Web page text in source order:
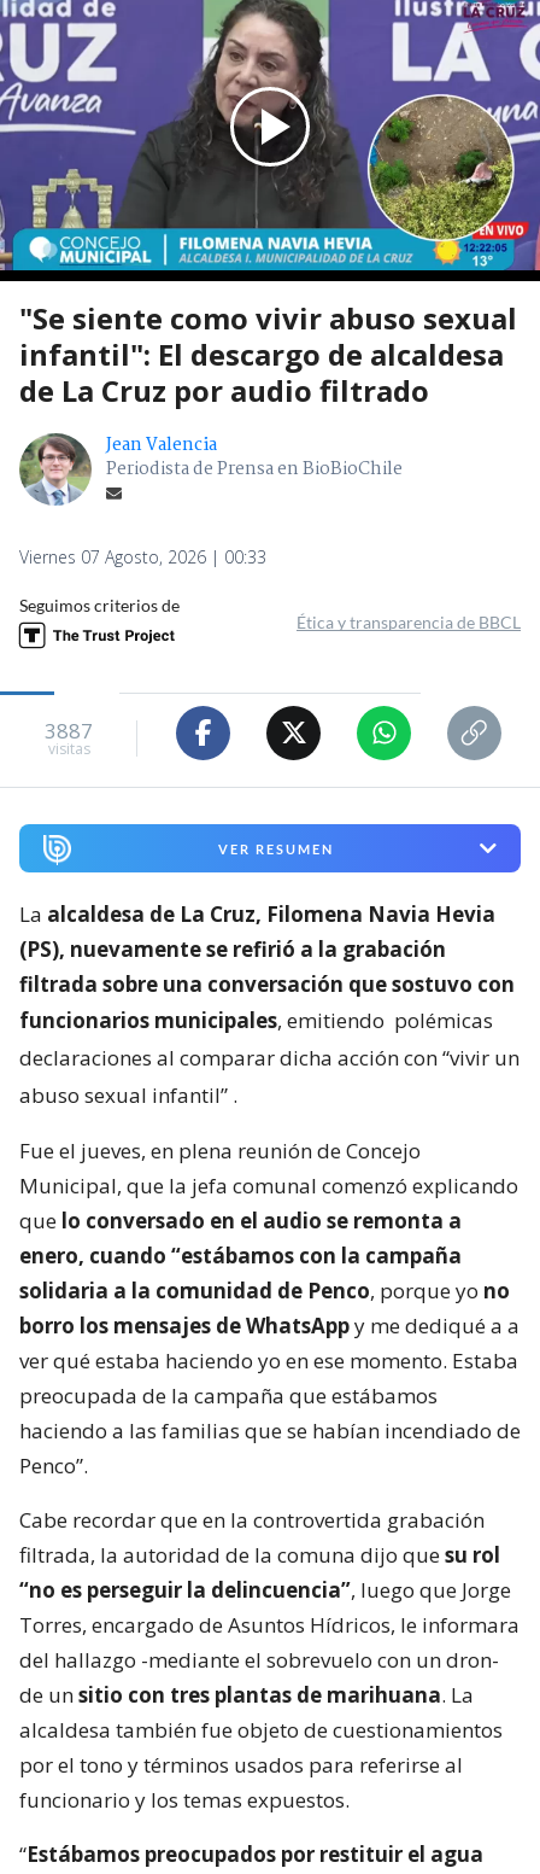
"Se siente como vivir abuso sexual
infantil": El descargo de alcaldesa
de La Cruz por audio filtrado
Jean Valencia
Periodista de Prensa en BioBioChile
Viernes 07 Agosto, 2026 | 00:33
Seguimos criterios de
Ética y transparencia de BBCL
3887
visitas
VER RESUMEN
La alcaldesa de La Cruz, Filomena Navia Hevia
(PS), nuevamente se refirió a la grabación
filtrada sobre una conversación que sostuvo con
funcionarios municipales, emitiendo polémicas
declaraciones al comparar dicha acción con “vivir un
abuso sexual infantil” .
Fue el jueves, en plena reunión de Concejo
Municipal, que la jefa comunal comenzó explicando
que lo conversado en el audio se remonta a
enero, cuando “estábamos con la campaña
solidaria a la comunidad de Penco, porque yo no
borro los mensajes de WhatsAppy me dediqué a a
ver qué estaba haciendo yo en ese momento. Estaba
preocupada de la campaña que estábamos
haciendo a las familias que se habían incendiado de
Penco”.
Cabe recordar que en la controvertida grabación
filtrada, la autoridad de la comuna dijo quesu rol
“no es perseguir la delincuencia”, luego que Jorge
Torres, encargado de Asuntos Hídricos, le informara
del hallazgo -mediante el sobrevuelo con un dron-
de unsitio con tres plantas de marihuana. La
alcaldesa también fue objeto de cuestionamientos
por el tono y términos usados para referirse al
funcionario y los temas expuestos.
“Estábamos preocupados por restituir el agua